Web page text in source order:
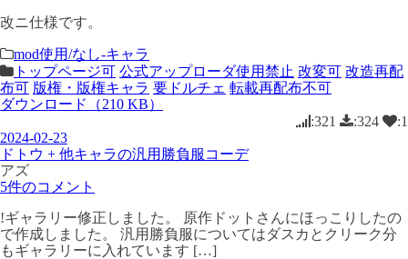
改ニ仕様です。
mod使用/なし-キャラ
トップページ可 公式アップローダ使用禁止 改変可 改造再配
布可 版権・版権キャラ 要ドルチェ 転載再配布不可
ダウンロード（210 KB）
:321
:324
:1
2024-02-23
ドトウ + 他キャラの汎用勝負服コーデ
アズ
5件のコメント
!ギャラリー修正しました。 原作ドットさんにほっこりしたの
で作成しました。 汎用勝負服についてはダスカとクリーク分
もギャラリーに入れています […]